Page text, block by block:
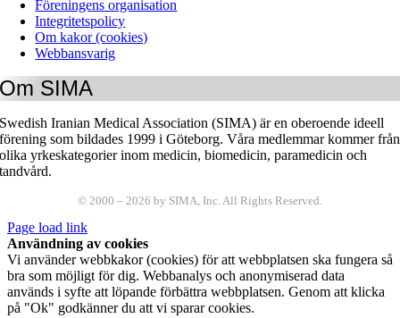
Föreningens organisation
Integritetspolicy
Om kakor (cookies)
Webbansvarig
Om SIMA
Swedish Iranian Medical Association (SIMA) är en oberoende ideell
förening som bildades 1999 i Göteborg. Våra medlemmar kommer från
olika yrkeskategorier inom medicin, biomedicin, paramedicin och
tandvård.
© 2000 – 2026 by SIMA, Inc. All Rights Reserved.
Page load link
Användning av cookies
Vi använder webbkakor (cookies) för att webbplatsen ska fungera så
bra som möjligt för dig. Webbanalys och anonymiserad data
används i syfte att löpande förbättra webbplatsen. Genom att klicka
på "Ok" godkänner du att vi sparar cookies.